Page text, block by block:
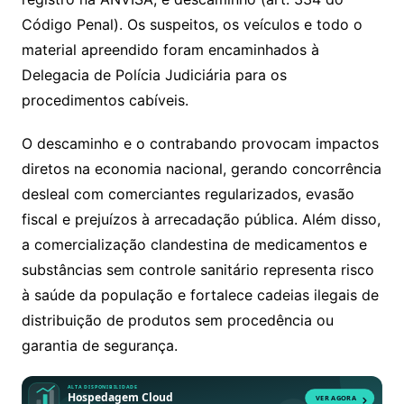
Código Penal). Os suspeitos, os veículos e todo o
material apreendido foram encaminhados à
Delegacia de Polícia Judiciária para os
procedimentos cabíveis.
O descaminho e o contrabando provocam impactos
diretos na economia nacional, gerando concorrência
desleal com comerciantes regularizados, evasão
fiscal e prejuízos à arrecadação pública. Além disso,
a comercialização clandestina de medicamentos e
substâncias sem controle sanitário representa risco
à saúde da população e fortalece cadeias ilegais de
distribuição de produtos sem procedência ou
garantia de segurança.